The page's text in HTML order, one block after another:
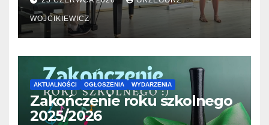
WOJCIKIEWICZ
AKTUALNOŚCI OGŁOSZENIA WYDARZENIA
Zakończenie roku szkolnego
2025/2026